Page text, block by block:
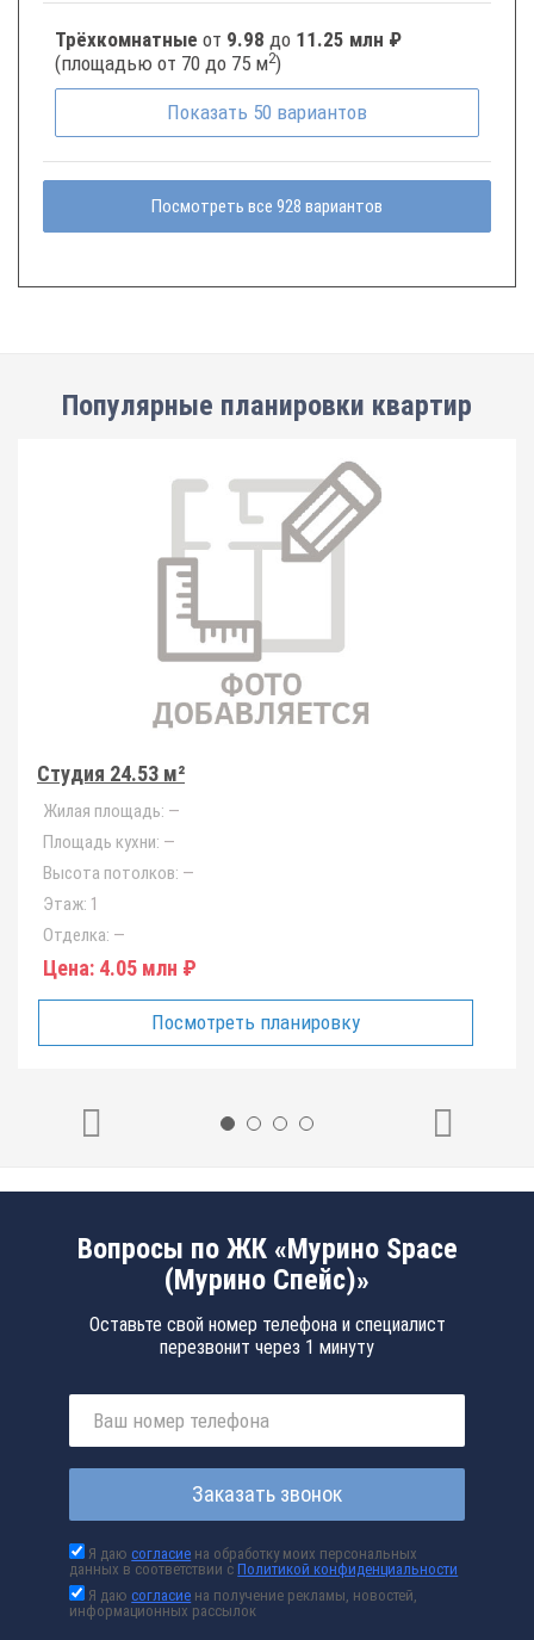
Трёхкомнатные от 9.98 до 11.25 млн ₽
(площадью от 70 до 75 м2)
Показать 50 вариантов
Посмотреть все 928 вариантов
Популярные планировки квартир
Студия 24.53 м²
Жилая площадь: —
Площадь кухни: —
Высота потолков: —
Этаж: 1
Отделка: —
Цена: 4.05 млн ₽
Посмотреть планировку
Вопросы по ЖК «Мурино Space
(Мурино Спейс)»
Оставьте свой номер телефона и специалист
перезвонит через 1 минуту
Заказать звонок
Я даюсогласие на обработку моих персональных
данных в соответствии сПолитикой конфиденциальности
Я даюсогласие на получение рекламы, новостей,
информационных рассылок